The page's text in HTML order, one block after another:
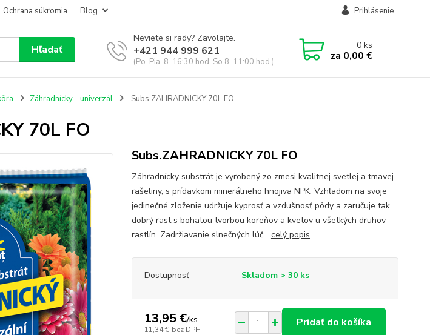
Ochrana súkromia Blog Prihlásenie
Hľadať
Neviete si rady? Zavolajte.
+421 944 999 621
(Po-Pia, 8-16:30 hod. So 8-11:00 hod.)
0ks
za 0,00 €
Záhradnícky - univerzál Subs.ZAHRADNICKY 70L FO
70L FO
Subs.ZAHRADNICKY 70L FO
Záhradnícky substrát je vyrobený zo zmesi kvalitnej svetlej a tmavej
rašeliny, s prídavkom minerálneho hnojiva NPK. Vzhľadom na svoje
jedinečné zloženie udržuje kyprosť a vzdušnosť pôdy a zaručuje tak
dobrý rast s bohatou tvorbou koreňov a kvetov u všetkých druhov
rastlín. Zadržiavanie slnečných lúč... celý popis
Dostupnosť Skladom > 30 ks
13,95 €/ks
11,34 € bez DPH
Pridať do košíka